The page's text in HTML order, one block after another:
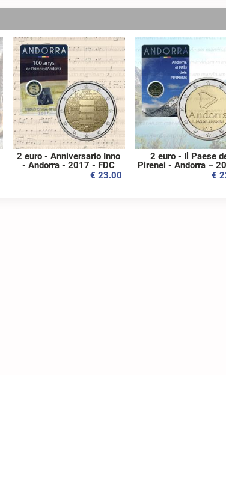
2 euro - Anniversario Inno
- Andorra - 2017 - FDC
€ 23.00
2 euro - Il Paese
Pirenei - Andorra –
€